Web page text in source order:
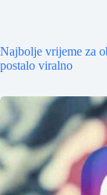
Najbolje vrijeme za
postalo viralno